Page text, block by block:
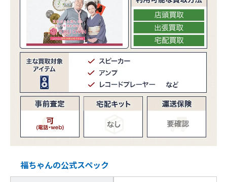
福ちゃんの公式スペック